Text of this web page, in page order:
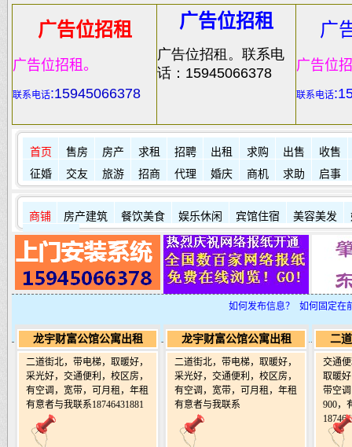
广告位招租
广告位招租。
联系电话:15945066378
广告位招租
广告位招租。联系电
话：15945066378
广
广告位
联系电话
首页 售房 房产 求租 招聘 出租 求购 出售
收售
征婚
交友 旅游 招商 代理 婚庆 商机 求助 启事
商铺 房产建筑 餐饮美食 娱乐休闲 宾馆住宿 美容美发
其它店铺
如何发布信息？ 如何固定在
龙宇财富公馆公寓出租
二道街北，带电梯，取暖好，
采光好，交通便利，校区房，
有空调，宽带，可月租，年租
有意者与我联系18746431881
龙宇财富公馆公寓出租
二道街北，带电梯，取暖好，
采光好，交通便利，校区房，
有空调，宽带，可月租，年租
有意者与我联系
二
交通
取暖
带空
900，